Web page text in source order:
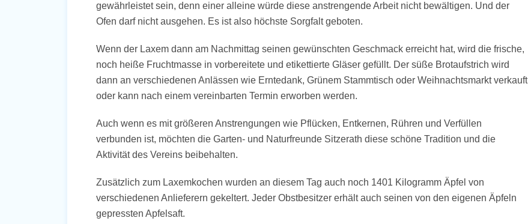
gewährleistet sein, denn einer alleine würde diese anstrengende Arbeit nicht bewältigen. Und der
Ofen darf nicht ausgehen. Es ist also höchste Sorgfalt geboten.
Wenn der Laxem dann am Nachmittag seinen gewünschten Geschmack erreicht hat, wird die frische,
noch heiße Fruchtmasse in vorbereitete und etikettierte Gläser gefüllt. Der süße Brotaufstrich wird
dann an verschiedenen Anlässen wie Erntedank, Grünem Stammtisch oder Weihnachtsmarkt verkauft
oder kann nach einem vereinbarten Termin erworben werden.
Auch wenn es mit größeren Anstrengungen wie Pflücken, Entkernen, Rühren und Verfüllen
verbunden ist, möchten die Garten- und Naturfreunde Sitzerath diese schöne Tradition und die
Aktivität des Vereins beibehalten.
Zusätzlich zum Laxemkochen wurden an diesem Tag auch noch 1401 Kilogramm Äpfel von
verschiedenen Anlieferern gekeltert. Jeder Obstbesitzer erhält auch seinen von den eigenen Äpfeln
gepressten Apfelsaft.